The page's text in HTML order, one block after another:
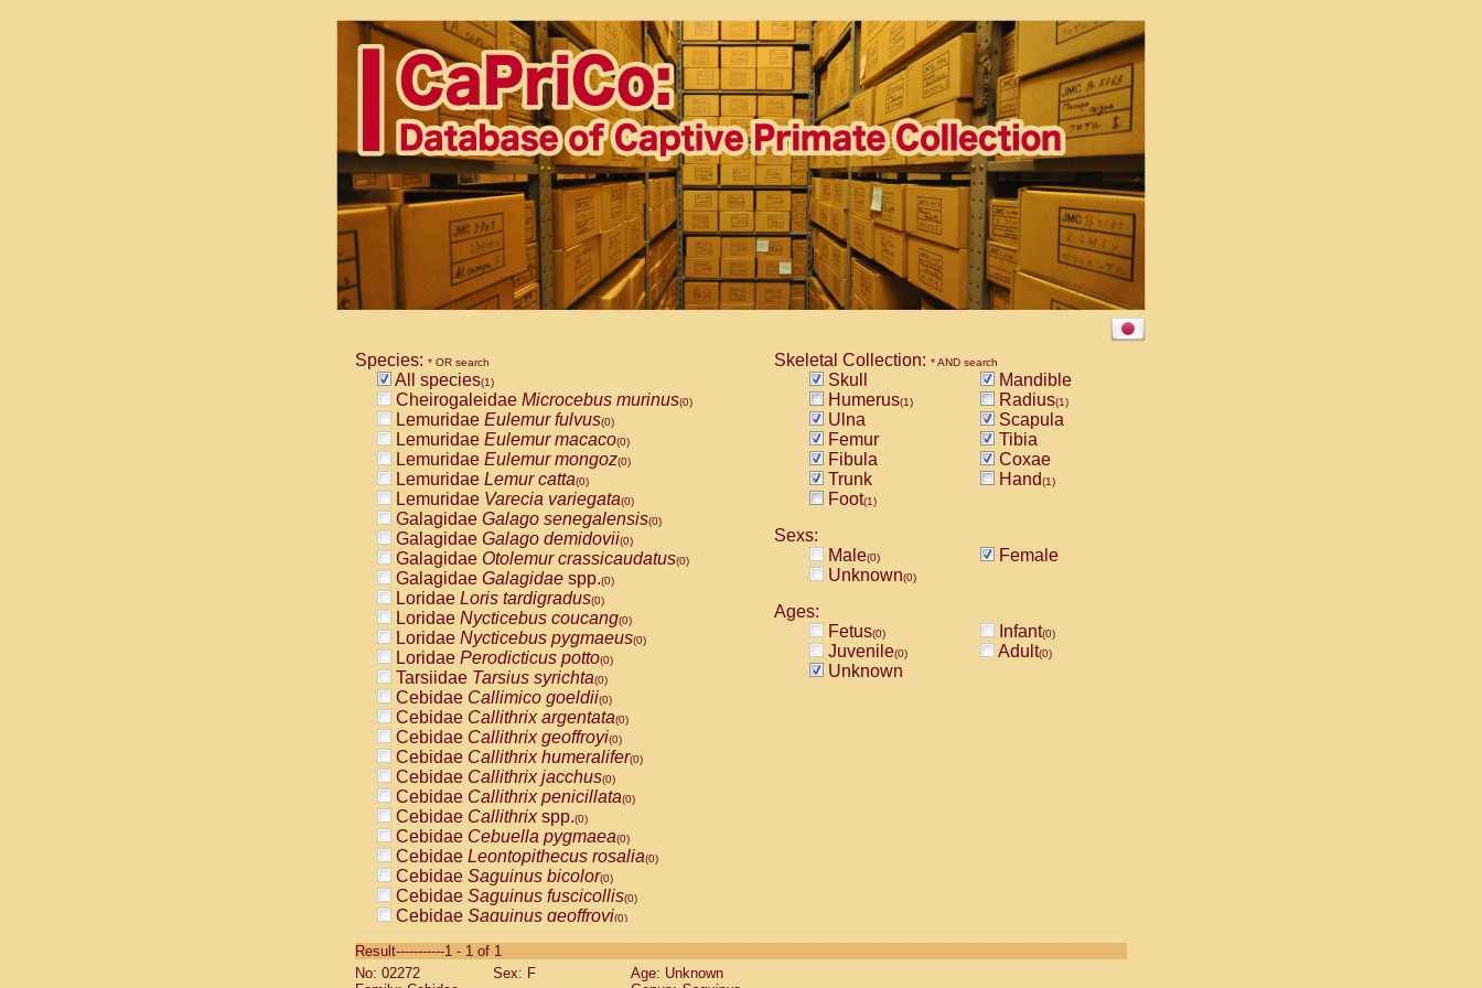
Species: * OR search
All species(1)
Cheirogaleidae Microcebus murinus(0)
Lemuridae Eulemur fulvus(0)
Lemuridae Eulemur macaco(0)
Lemuridae Eulemur mongoz(0)
Lemuridae Lemur catta(0)
Lemuridae Varecia variegata(0)
Galagidae Galago senegalensis(0)
Galagidae Galago demidovii(0)
Galagidae Otolemur crassicaudatus(0)
Galagidae Galagidae spp.(0)
Loridae Loris tardigradus(0)
Loridae Nycticebus coucang(0)
Loridae Nycticebus pygmaeus(0)
Loridae Perodicticus potto(0)
Tarsiidae Tarsius syrichta(0)
Cebidae Callimico goeldii(0)
Cebidae Callithrix argentata(0)
Cebidae Callithrix geoffroyi(0)
Cebidae Callithrix humeralifer(0)
Cebidae Callithrix jacchus(0)
Cebidae Callithrix penicillata(0)
Cebidae Callithrixspp.(0)
Cebidae Cebuella pygmaea(0)
Cebidae Leontopithecus rosalia(0)
Cebidae Saguinus bicolor(0)
Cebidae Saguinus fuscicollis(0)
Cebidae Saguinus geoffroyi(0)
CebidaeSaguinus labiatus(0)
Cebidae Saguinus leucopus (0)
Skeletal Collection: * AND search
Skull
Mandible
Humerus(1) Radius(1)
Ulna
Scapula
Femur
Tibia
Fibula
Coxae
Trunk
Hand(1)
Foot(1)
Sexs:
Male(0)
Female
Unknown(0)
Ages:
Fetus(0) Infant(0)
Juvenile(0) Adult(0)
Unknown
Result-----------1 - 1 of 1
No: 02272
Sex: F
Age: Unknown